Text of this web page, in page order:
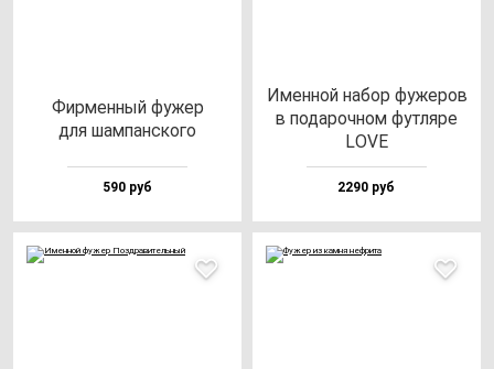
Фир­мен­ный фу­жер
для шам­пан­ско­го
590 руб
Имен­ной на­бор фу­же­ров
в по­да­роч­ном фут­ля­ре
LOVE
2290 руб